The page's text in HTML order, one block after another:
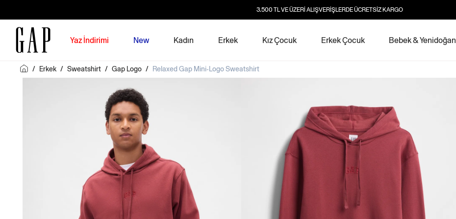
3.500 TL VE ÜZERİ ALIŞVERİŞLERDE ÜCRETSİZ KARGO
Yaz İndirimi New Kadın Erkek Kız Çocuk Erkek Çocuk Bebek & Yenidoğan
/ Erkek / Sweatshirt / Gap Logo / Relaxed Gap Mini-Logo Sweatshirt